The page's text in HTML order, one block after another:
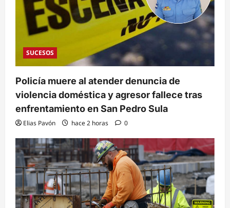
SUCESOS
Policía muere al atender denuncia de
violencia doméstica y agresor fallece tras
enfrentamiento en San Pedro Sula
Elias Pavón hace 2 horas 0